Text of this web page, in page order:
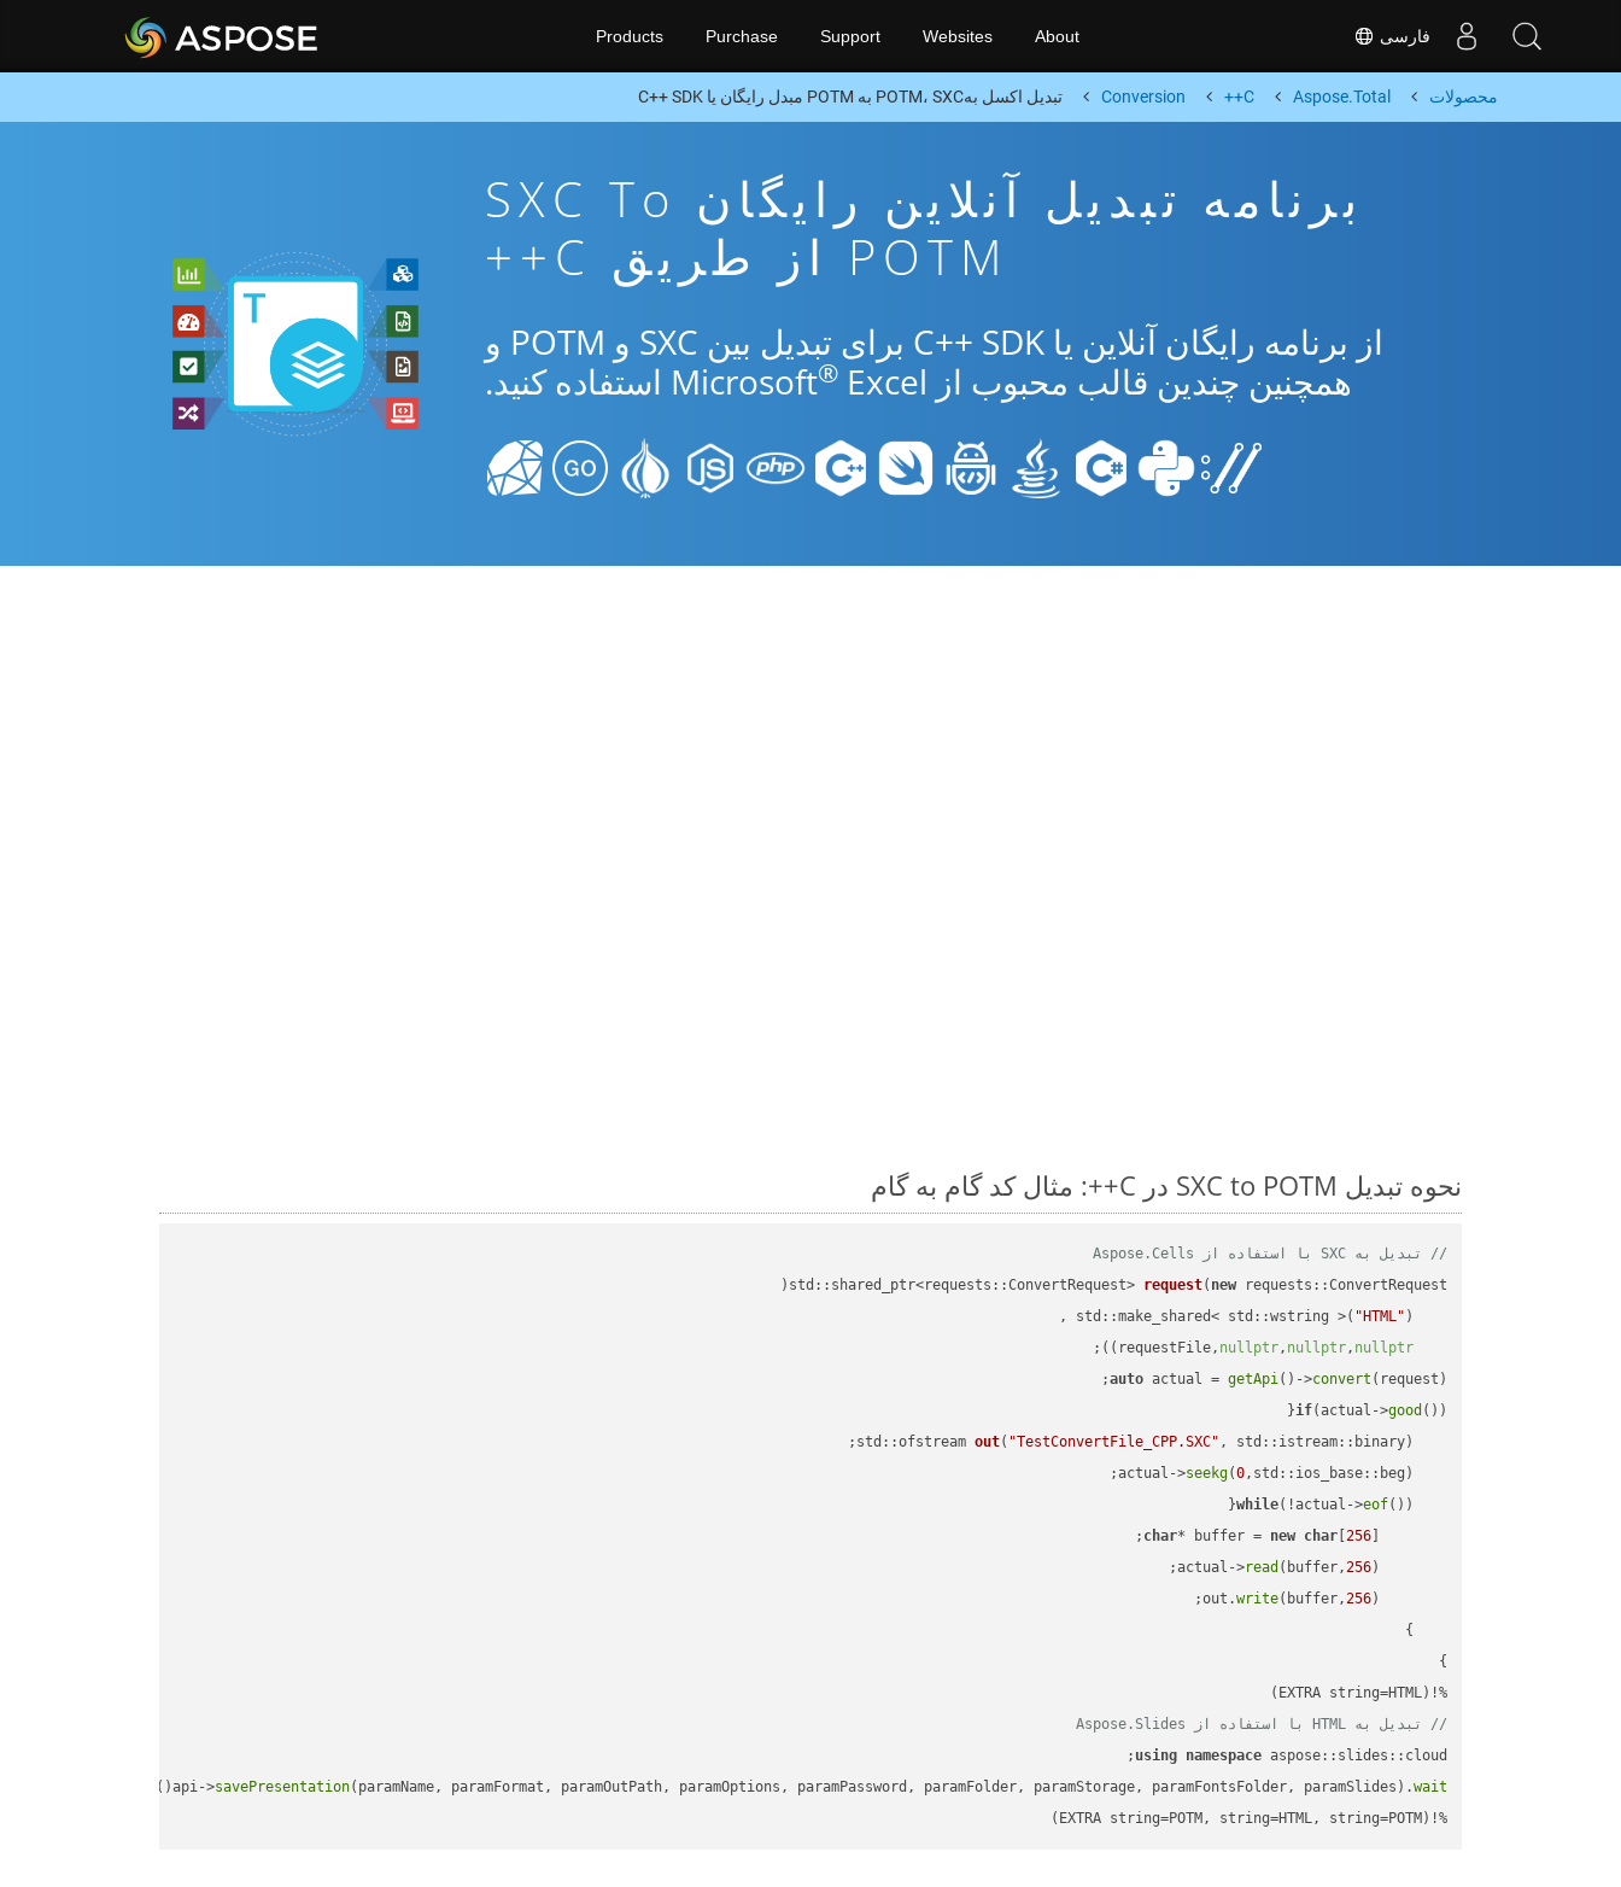
فارسی Products Purchase Support Websites About
محصولات Aspose.Total
C++
Conversion تبدیل اکسل بهPOTM، SXC به POTM مبدل رایگان یا C++ SDK
برنامه تبدیل آنلاین رایگان SXC To
POTM از طریق C++
از برنامه رایگان آنلاین یا C++ SDK برای تبدیل بین SXC و POTM و
همچنین چندین قالب محبوب از Microsoft
® Excel استفاده کنید.
نحوه تبدیل SXC to POTM در C++: مثال کد گام به گام
// تبدیل به SXC با استفاده از Aspose.Cells
std::shared_ptr<requests::ConvertRequest> request( new
"HTML"
    requestFile,
nullptr, nullptr, nullptr
))
;
auto actual = getApi()->convert (request);
if(actual->good
std::ofstream out( "TestConvertFile_CPP.SXC" , std::istream::binary)
seekg(0
while(!actual->eof
char* buffer = new char[ 256
read (buffer,256
write(buffer,256
%!(EXTRA string=HTML)
// تبدیل به HTML با استفاده از Aspose.Slides
using namespace
api->savePresentation(paramName, paramFormat, paramOutPath, paramOptions, paramPassword, paramFolder, paramStorage, paramFontsFolder, paramSlides).wait
%!(EXTRA string=POTM, string=HTML, string=POTM)